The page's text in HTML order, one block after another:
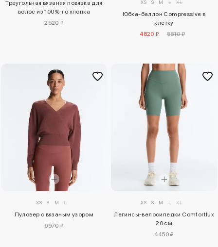
Треугольная вязаная повязка для
волос из 100%-го хлопка
2520 ₽
XS S M L XL
Юбка-баллон Compressive в
клетку
4820 ₽
5810 ₽
XS S M L
Пуловер с вязаным узором
6970 ₽
XS S M L XL
Легинсы-велосипедки Comfortlux
20 см
4450 ₽